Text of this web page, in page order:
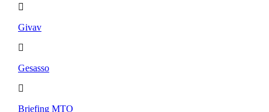
Givav
Gesasso
Briefing MTO